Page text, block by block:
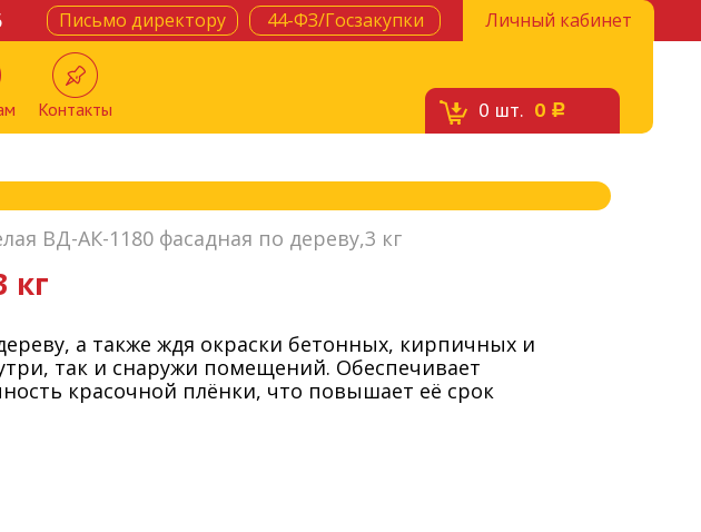
Личный кабинет
44-ФЗ/Госзакупки
Письмо директору
0 шт. 0 c
Контакты
ВД-АК-1180 фасадная по дереву,3 кг
кг
а также ждя окраски бетонных, кирпичных и
так и снаружи помещений. Обеспечивает
красочной плёнки, что повышает её срок